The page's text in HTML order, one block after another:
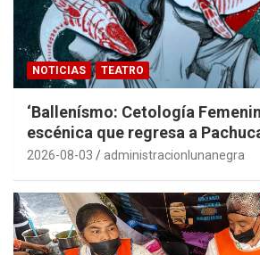
NOTICIAS TEATRO
‘Ballenísmo: Cetología
escénica que regresa a
2026-08-03 administracionlunanegra